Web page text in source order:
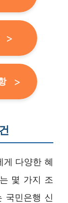
게 다양한 혜
몇 가지 조
국민은행 신